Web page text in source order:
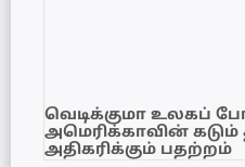
வெடிக்குமா உலகப்
அமெரிக்காவின் கடும்
அதிகரிக்கும் பதற்றம்